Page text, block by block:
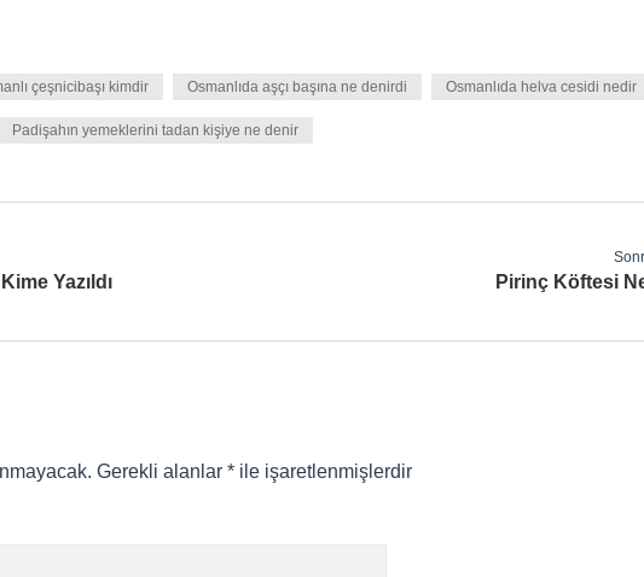
çeşnicibaşı kimdir Osmanlıda aşçı başına ne denirdi Osmanlıda helva cesidi nedir
Padişahın yemeklerini tadan kişiye ne denir
Yazıldı Pirinç Köftesi
Gerekli alanlar * ile işaretlenmişlerdir